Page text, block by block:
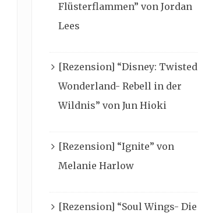
Flüsterflammen” von Jordan
Lees
[Rezension] “Disney: Twisted
Wonderland- Rebell in der
Wildnis” von Jun Hioki
[Rezension] “Ignite” von
Melanie Harlow
[Rezension] “Soul Wings- Die